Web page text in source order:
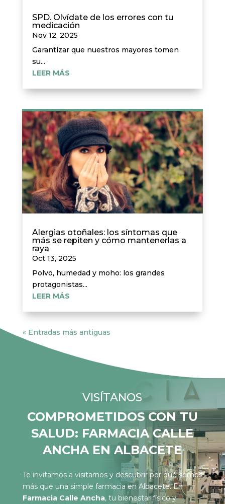
SPD. Olvídate de los errores con tu
medicación
Nov 12, 2025
Garantizar que nuestros mayores tomen
su...
LEER MÁS
Alergias otoñales: los síntomas que
más se repiten y cómo mantenerlas a
raya
Oct 13, 2025
Polvo, humedad y moho: los grandes
protagonistas...
LEER MÁS
« Entradas más antiguas
VISÍTANOS
COMPROMETIDOS CON TU
SALUD: FARMACIA CALLE
ANCHA EN ALBACETE
Te invitamos a visitarnos y descubrir por qué somos
más que una simple farmacia en Albacete. En
Farmacia Calle Ancha, tu bienestar físico y